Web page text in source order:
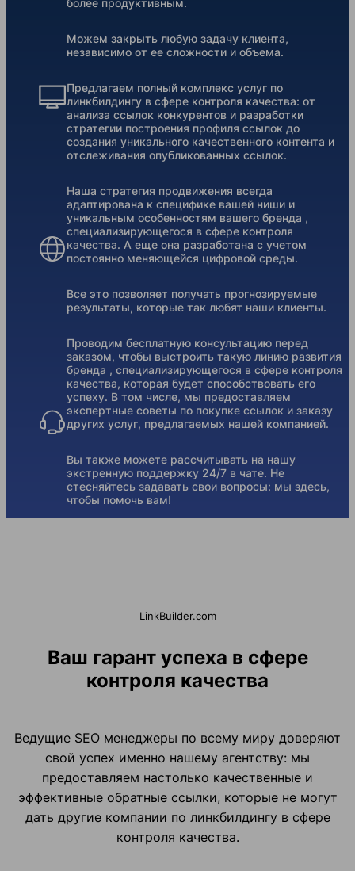
более продуктивным.
Можем закрыть любую задачу клиента,
независимо от ее сложности и объема.
Предлагаем полный комплекс услуг по
линкбилдингу в сфере контроля качества: от
анализа ссылок конкурентов и разработки
стратегии построения профиля ссылок до
создания уникального качественного контента и
отслеживания опубликованных ссылок.
Наша стратегия продвижения всегда
адаптирована к специфике вашей ниши и
уникальным особенностям вашего бренда ,
специализирующегося в сфере контроля
качества. А еще она разработана с учетом
постоянно меняющейся цифровой среды.
Все это позволяет получать прогнозируемые
результаты, которые так любят наши клиенты.
Проводим бесплатную консультацию перед
заказом, чтобы выстроить такую линию развития
бренда , специализирующегося в сфере контроля
качества, которая будет способствовать его
успеху. В том числе, мы предоставляем
экспертные советы по покупке ссылок и заказу
других услуг, предлагаемых нашей компанией.
Вы также можете рассчитывать на нашу
экстренную поддержку 24/7 в чате. Не
стесняйтесь задавать свои вопросы: мы здесь,
чтобы помочь вам!
LinkBuilder.com
Ваш гарант успеха в сфере
контроля качества
Ведущие SEO менеджеры по всему миру доверяют
свой успех именно нашему агентству: мы
предоставляем настолько качественные и
эффективные обратные ссылки, которые не могут
дать другие компании по линкбилдингу в сфере
контроля качества.